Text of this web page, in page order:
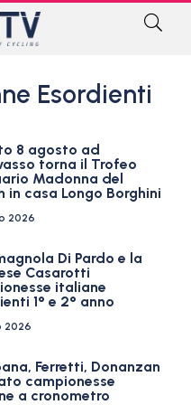
Esordienti
8 agosto ad
torna il Trofeo
Madonna del
in casa Longo Borghini
2026
Di Pardo e la
Casarotti
italiane
1° e 2° anno
2026
Ferretti, Donanzan
campionesse
a cronometro